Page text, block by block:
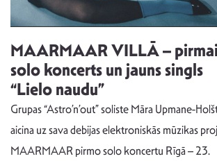
MAARMAAR VILLĀ –
solo koncerts un jauns singls
“Lielo naudu”
Grupas “Astro’n’out” soliste Māra Upmane-
aicina uz sava debijas elektroniskās mūzikas
MAARMAAR pirmo solo koncertu Rīgā – 23.